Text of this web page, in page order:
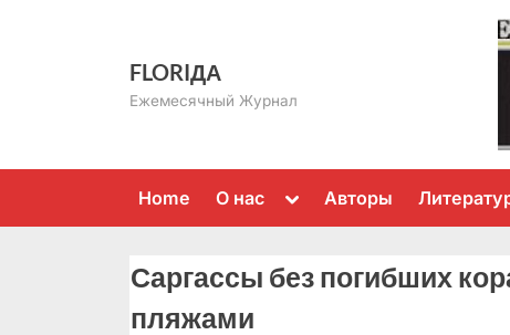
FLORIДА
Ежемесячный Журнал
Home О нас
Toggle
menu
Авторы
Саргассы без погибших
пляжами